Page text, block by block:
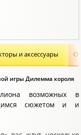
и аксессуары
игры Дилемма короля
возможных в
сюжетом и и